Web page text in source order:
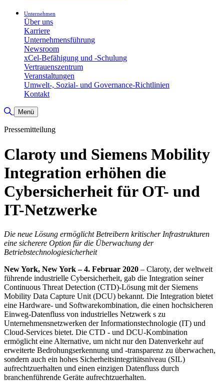
Unternehmen
Über uns
Karriere
Unternehmensführung
Newsroom
xCel-Befähigung und -Schulung
Vertrauenszentrum
Veranstaltungen
Umwelt-, Sozial- und Governance-Richtlinien
Kontakt
Suche umschalten
Menü
Pressemitteilung
Claroty und Siemens Mobility
Integration erhöhen die
Cybersicherheit für OT- und
IT-Netzwerke
Die neue Lösung ermöglicht Betreibern kritischer Infrastrukturen
eine sicherere Option für die Überwachung der
Betriebstechnologiesicherheit
New York, New York – 4. Februar 2020 – Claroty, der weltweit
führende industrielle Cybersicherheit, gab die Integration seiner
Continuous Threat Detection (CTD)-Lösung mit der Siemens
Mobility Data Capture Unit (DCU) bekannt. Die Integration bietet
eine Hardware- und Softwarekombination, die einen hochsicheren
Einweg-Datenfluss von industrielles Netzwerk s zu
Unternehmensnetzwerken der Informationstechnologie (IT) und
Cloud-Services bietet. Die CTD - und DCU-Kombination
ermöglicht eine Alternative, um nicht nur den Datenverkehr auf
erweiterte Bedrohungserkennung und -transparenz zu überwachen,
sondern auch ein hohes Sicherheitsintegritätsniveau (SIL)
aufrechtzuerhalten und einen einzigen Datenfluss durch
branchenführende Geräte aufrechtzuerhalten.